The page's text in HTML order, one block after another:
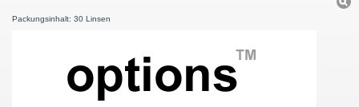
Packungsinhalt: 30 Linsen